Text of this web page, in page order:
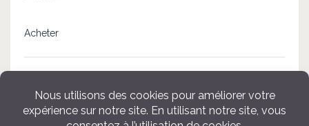
Acheter
18.Affiche d’un couple de
lynx en amour